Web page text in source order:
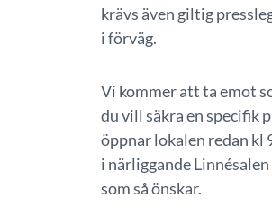
krävs även giltig
i förväg.
Vi kommer att ta emot
du vill säkra en specifik
öppnar lokalen redan kl
i närliggande
som så önskar.